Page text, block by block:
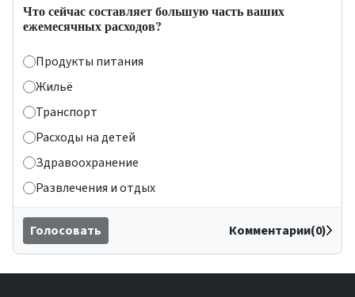
Что сейчас составляет большую часть ваших
ежемесячных расходов?
Продукты питания
Жильё
Транспорт
Расходы на детей
Здравоохранение
Развлечения и отдых
Голосовать Комментарии(0)